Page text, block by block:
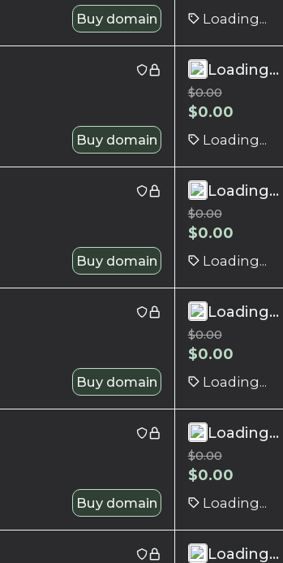
Buy domain Loading...
Buy domain
Loading...
$0.00
$0.00
Loading...
Buy domain
Loading...
$0.00
$0.00
Loading...
Buy domain
Loading...
$0.00
$0.00
Loading...
Buy domain
Loading...
$0.00
$0.00
Loading...
Loading...